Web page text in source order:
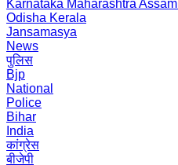
Karnataka Maharashtra Assam
Odisha Kerala
Jansamasya
News
पुलिस
Bjp
National
Police
Bihar
India
कांग्रेस
बीजेपी